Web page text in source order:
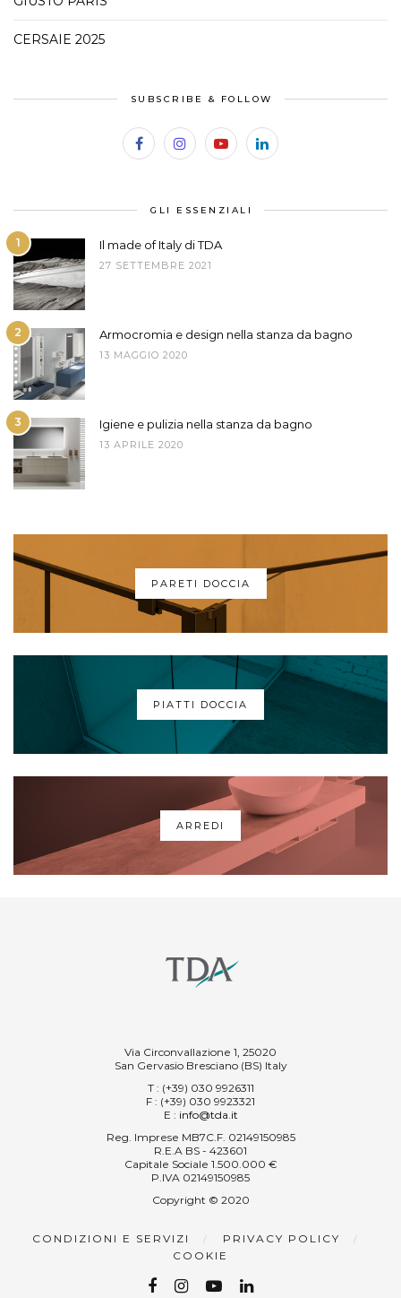
CERSAIE 2025
SUBSCRIBE & FOLLOW
GLI ESSENZIALI
1 Il made of Italy di TDA
27 SETTEMBRE 2021
2 Armocromia e design nella stanza da bagno
13 MAGGIO 2020
3 Igiene e pulizia nella stanza da bagno
13 APRILE 2020
PARETI DOCCIA
PIATTI DOCCIA
ARREDI
Via Circonvallazione 1, 25020
San Gervasio Bresciano (BS) Italy
T: (+39) 030 9926311
F : (+39) 030 9923321
E : info@tda.it
Reg. Imprese MB7C.F. 02149150985
R.E.A BS - 423601
Capitale Sociale 1.500.000 €
P.IVA 02149150985
Copyright © 2020
CONDIZIONI E SERVIZI
PRIVACY POLICY
COOKIE